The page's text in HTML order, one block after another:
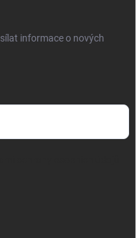
informace o nových